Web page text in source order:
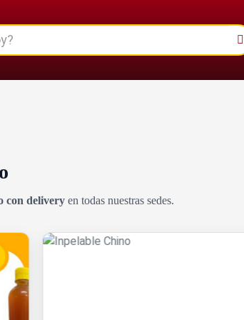
con delivery en todas nuestras sedes.